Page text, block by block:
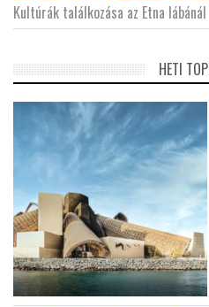
Kultúrák találkozása az Etna lábánál
HETI